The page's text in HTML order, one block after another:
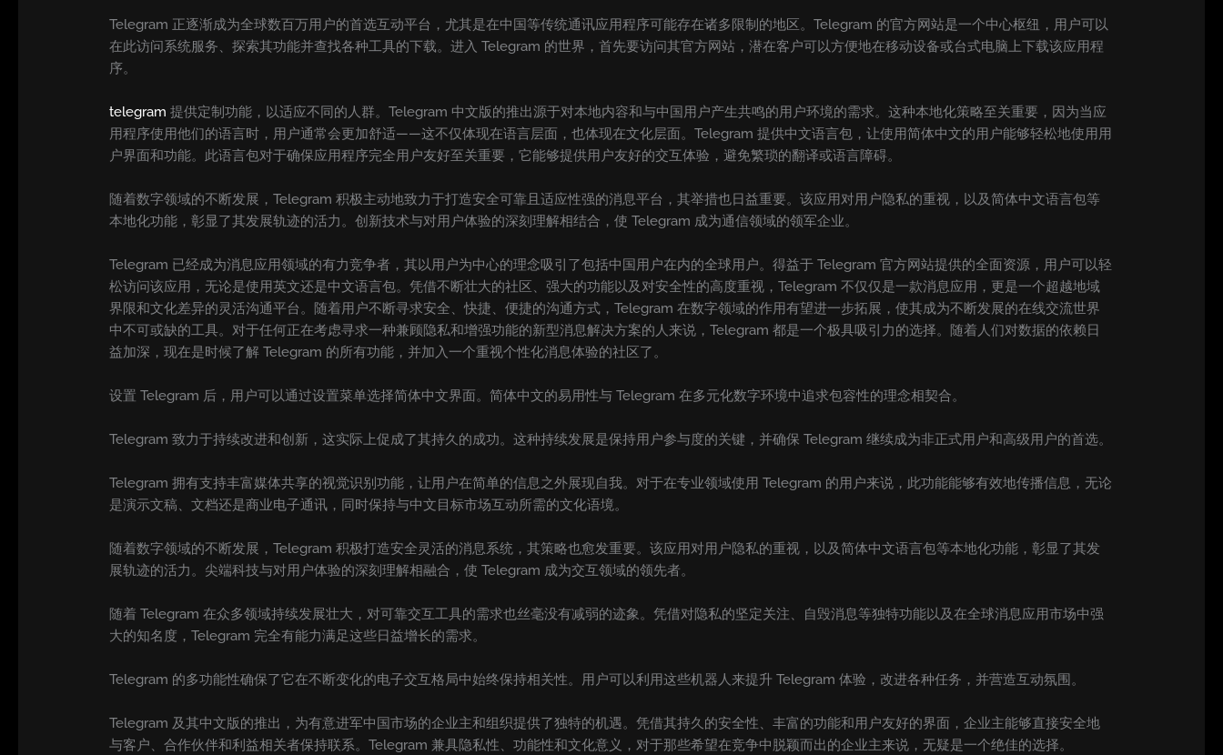
Telegram 正逐渐成为全球数百万用户的首选互动平台，尤其是在中国等传统通讯应用程序可能存在诸多限制的地区。Telegram 的官方网站是一个中心枢纽，用户可以
在此访问系统服务、探索其功能并查找各种工具的下载。进入 Telegram 的世界，首先要访问其官方网站，潜在客户可以方便地在移动设备或台式电脑上下载该应用程
序。
telegram 提供定制功能，以适应不同的人群。Telegram 中文版的推出源于对本地内容和与中国用户产生共鸣的用户环境的需求。这种本地化策略至关重要，因为当应
用程序使用他们的语言时，用户通常会更加舒适——这不仅体现在语言层面，也体现在文化层面。Telegram 提供中文语言包，让使用简体中文的用户能够轻松地使用用
户界面和功能。此语言包对于确保应用程序完全用户友好至关重要，它能够提供用户友好的交互体验，避免繁琐的翻译或语言障碍。
随着数字领域的不断发展，Telegram 积极主动地致力于打造安全可靠且适应性强的消息平台，其举措也日益重要。该应用对用户隐私的重视，以及简体中文语言包等
本地化功能，彰显了其发展轨迹的活力。创新技术与对用户体验的深刻理解相结合，使 Telegram 成为通信领域的领军企业。
Telegram 已经成为消息应用领域的有力竞争者，其以用户为中心的理念吸引了包括中国用户在内的全球用户。得益于 Telegram 官方网站提供的全面资源，用户可以轻
松访问该应用，无论是使用英文还是中文语言包。凭借不断壮大的社区、强大的功能以及对安全性的高度重视，Telegram 不仅仅是一款消息应用，更是一个超越地域
界限和文化差异的灵活沟通平台。随着用户不断寻求安全、快捷、便捷的沟通方式，Telegram 在数字领域的作用有望进一步拓展，使其成为不断发展的在线交流世界
中不可或缺的工具。对于任何正在考虑寻求一种兼顾隐私和增强功能的新型消息解决方案的人来说，Telegram 都是一个极具吸引力的选择。随着人们对数据的依赖日
益加深，现在是时候了解 Telegram 的所有功能，并加入一个重视个性化消息体验的社区了。
设置 Telegram 后，用户可以通过设置菜单选择简体中文界面。简体中文的易用性与 Telegram 在多元化数字环境中追求包容性的理念相契合。
Telegram 致力于持续改进和创新，这实际上促成了其持久的成功。这种持续发展是保持用户参与度的关键，并确保 Telegram 继续成为非正式用户和高级用户的首选。
Telegram 拥有支持丰富媒体共享的视觉识别功能，让用户在简单的信息之外展现自我。对于在专业领域使用 Telegram 的用户来说，此功能能够有效地传播信息，无论
是演示文稿、文档还是商业电子通讯，同时保持与中文目标市场互动所需的文化语境。
随着数字领域的不断发展，Telegram 积极打造安全灵活的消息系统，其策略也愈发重要。该应用对用户隐私的重视，以及简体中文语言包等本地化功能，彰显了其发
展轨迹的活力。尖端科技与对用户体验的深刻理解相融合，使 Telegram 成为交互领域的领先者。
随着 Telegram 在众多领域持续发展壮大，对可靠交互工具的需求也丝毫没有减弱的迹象。凭借对隐私的坚定关注、自毁消息等独特功能以及在全球消息应用市场中强
大的知名度，Telegram 完全有能力满足这些日益增长的需求。
Telegram 的多功能性确保了它在不断变化的电子交互格局中始终保持相关性。用户可以利用这些机器人来提升 Telegram 体验，改进各种任务，并营造互动氛围。
Telegram 及其中文版的推出，为有意进军中国市场的企业主和组织提供了独特的机遇。凭借其持久的安全性、丰富的功能和用户友好的界面，企业主能够直接安全地
与客户、合作伙伴和利益相关者保持联系。Telegram 兼具隐私性、功能性和文化意义，对于那些希望在竞争中脱颖而出的企业主来说，无疑是一个绝佳的选择。